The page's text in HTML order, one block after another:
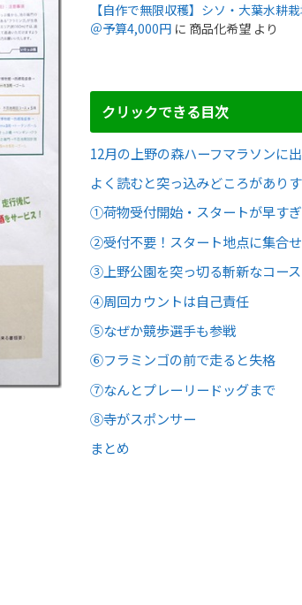
【自作で無限収穫】シソ・大葉水耕
＠予算4,000円 に 商品化希望 より
クリックできる目次
12月の上野の森ハーフマラソンに
よく読むと突っ込みどころがあり
①荷物受付開始・スタートが早す
②受付不要！スタート地点に集合
③上野公園を突っ切る斬新なコース
④周回カウントは自己責任
⑤なぜか競歩選手も参戦
⑥フラミンゴの前で走ると失格
⑦なんとプレーリードッグまで
⑧寺がスポンサー
まとめ